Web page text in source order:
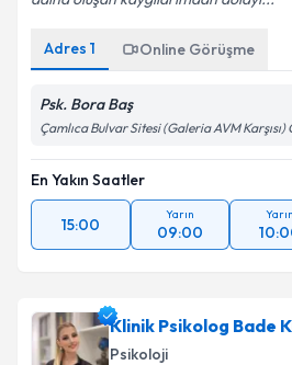
Adres 1 Online Görüşme
Psk. Bora Baş
Çamlıca Bulvar Sitesi (Galeria AVM Karşısı)
En Yakın Saatler
15:00
Yarın
09:00
Yarın
Klinik Psikolog Bade
Psikoloji